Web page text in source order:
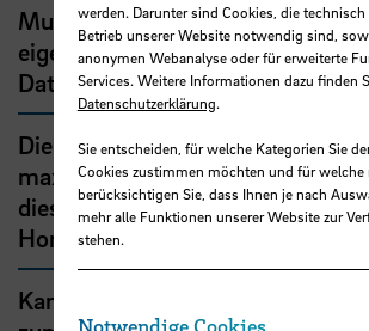
Muss ich bei der ortsflexiblen
eigentlich auch die
Datenschutzbestimmungen
Die Vereinbarung zum Home-
maximal zwei Jahre. Ich möchte
dieser Zwei-Jahres-Frist nicht
Home-Office arbeiten. Was nun?
Kann auch die Dienstelle die
werden. Darunter sind Cookies, die technisch
Betrieb unserer Website notwendig sind,
anonymen Webanalyse oder für erweiterte
Services. Weitere Informationen dazu finden
Datenschutzerklärung.
Sie entscheiden, für welche Kategorien Sie
Cookies zustimmen möchten und für welche
berücksichtigen Sie, dass Ihnen je nach
mehr alle Funktionen unserer Website zur
stehen.